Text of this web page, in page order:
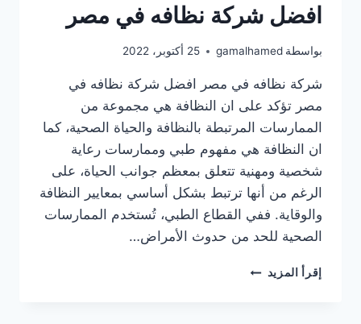
افضل شركة نظافه في مصر
بواسطة gamalhamed 25 أكتوبر، 2022
شركة نظافه في مصر افضل شركة نظافه في
مصر تؤكد على ان النظافة هي مجموعة من
الممارسات المرتبطة بالنظافة والحياة الصحية، كما
ان النظافة هي مفهوم طبي وممارسات رعاية
شخصية ومهنية تتعلق بمعظم جوانب الحياة، على
الرغم من أنها ترتبط بشكل أساسي بمعايير النظافة
والوقاية. ففي القطاع الطبي، تُستخدم الممارسات
الصحية للحد من حدوث الأمراض…
إقرأ المزيد افضل